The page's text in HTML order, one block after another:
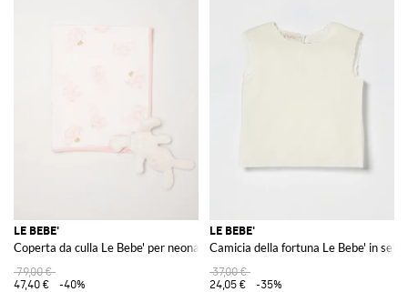
LE BEBE'
Coperta da culla Le Bebe' per neonato in cotone con stampa grafica
79,00 €
47,40 €
-40%
LE BEBE'
Camicia della fortuna Le Bebe' in seta
37,00 €
24,05 €
-35%